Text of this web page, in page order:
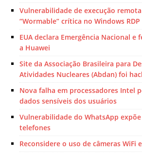
Vulnerabilidade de execução
“Wormable” crítica no Windows RDP
EUA declara Emergência Nacional e
a Huawei
Site da Associação Brasileira para
Atividades Nucleares (Abdan) foi
Nova falha em processadores Intel
dados sensíveis dos usuários
Vulnerabilidade do WhatsApp
telefones
Reconsidere o uso de câmeras WiFi